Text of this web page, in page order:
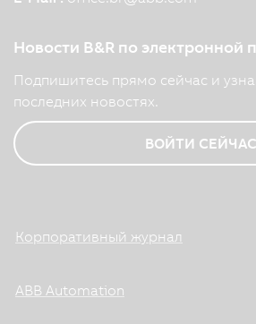
Новости B&R по электронной
Подпишитесь прямо сейчас и
последних новостях.
ВОЙТИ СЕЙЧАС
Корпоративный журнал
ABB Automation